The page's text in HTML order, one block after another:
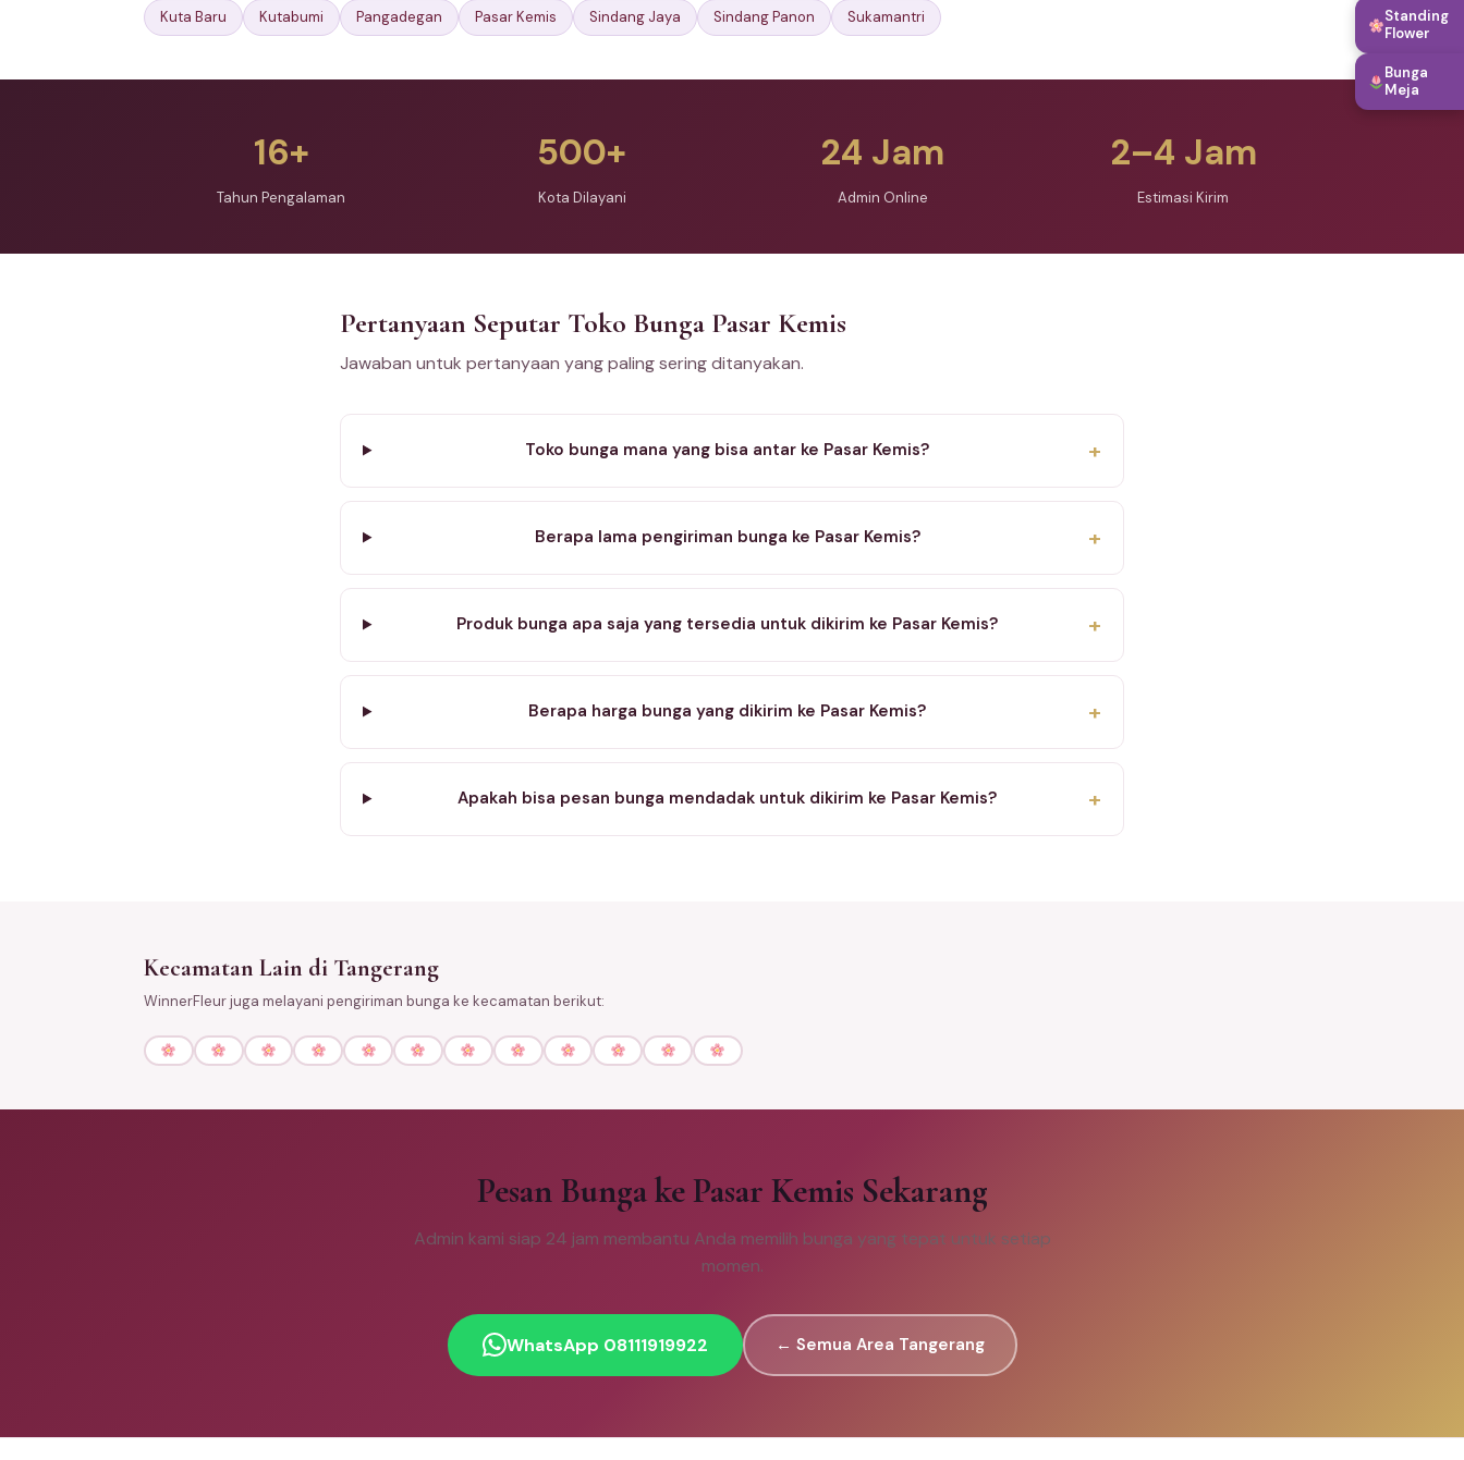
Kuta Baru Kutabumi Pangadegan Pasar Kemis Sindang Jaya Sindang Panon Sukamantri
16+
Tahun Pengalaman
500+
Kota Dilayani
24 Jam
Admin Online
2–4 Jam
Estimasi Kirim
Pertanyaan Seputar Toko Bunga Pasar Kemis
Jawaban untuk pertanyaan yang paling sering ditanyakan.
Toko bunga mana yang bisa antar ke Pasar Kemis? +
Berapa lama pengiriman bunga ke Pasar Kemis? +
Produk bunga apa saja yang tersedia untuk dikirim ke Pasar Kemis? +
Berapa harga bunga yang dikirim ke Pasar Kemis? +
Apakah bisa pesan bunga mendadak untuk dikirim ke Pasar Kemis? +
Kecamatan Lain di Tangerang
WinnerFleur juga melayani pengiriman bunga ke kecamatan berikut:
Pesan Bunga ke Pasar Kemis Sekarang
Admin kami siap 24 jam membantu Anda memilih bunga yang tepat untuk setiap
momen.
WhatsApp 08111919922 ← Semua Area Tangerang
Standing
Flower
Bunga
Meja